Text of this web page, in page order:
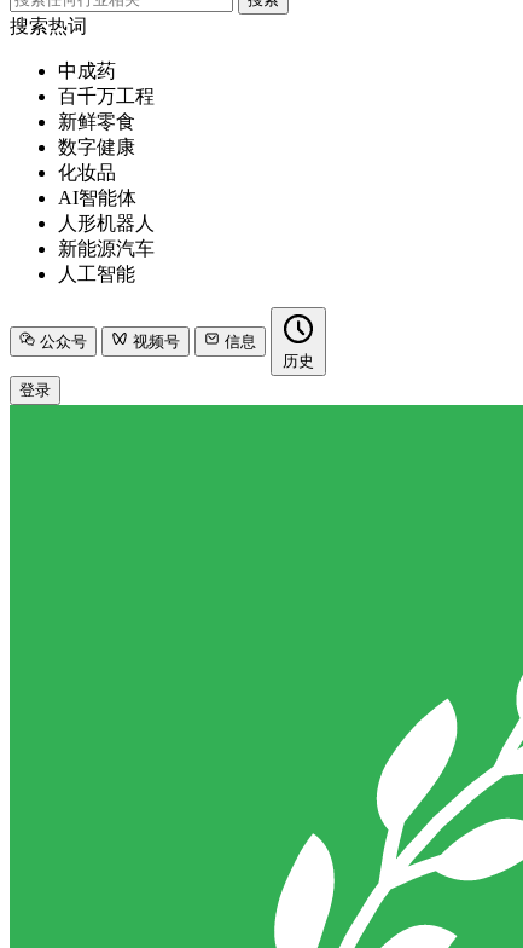
搜索热词
中成药
百千万工程
新鲜零食
数字健康
化妆品
AI智能体
人形机器人
新能源汽车
人工智能
公众号 视频号
信息
历史
登录